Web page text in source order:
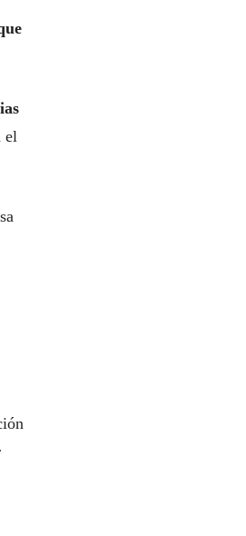
el